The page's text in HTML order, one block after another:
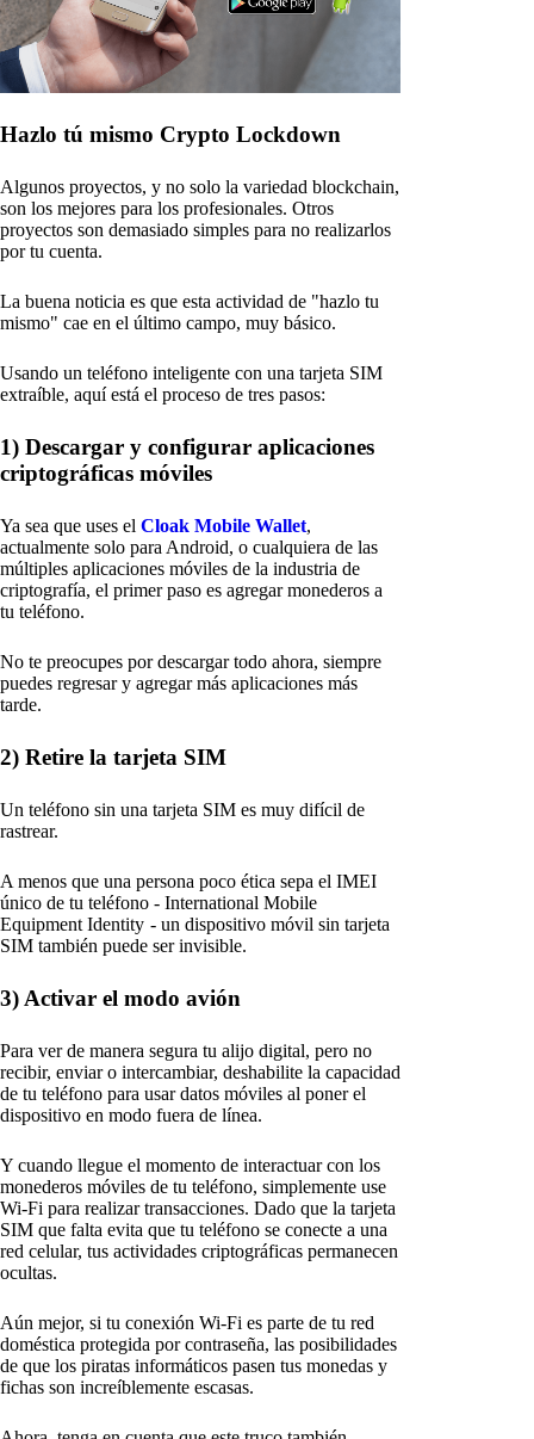
Hazlo tú mismo Crypto Lockdown
Algunos proyectos, y no solo la variedad blockchain,
son los mejores para los profesionales. Otros
proyectos son demasiado simples para no realizarlos
por tu cuenta.
La buena noticia es que esta actividad de "hazlo tu
mismo" cae en el último campo, muy básico.
Usando un teléfono inteligente con una tarjeta SIM
extraíble, aquí está el proceso de tres pasos:
1) Descargar y configurar aplicaciones
criptográficas móviles
Ya sea que uses el Cloak Mobile Wallet,
actualmente solo para Android, o cualquiera de las
múltiples aplicaciones móviles de la industria de
criptografía, el primer paso es agregar monederos a
tu teléfono.
No te preocupes por descargar todo ahora, siempre
puedes regresar y agregar más aplicaciones más
tarde.
2) Retire la tarjeta SIM
Un teléfono sin una tarjeta SIM es muy difícil de
rastrear.
A menos que una persona poco ética sepa el IMEI
único de tu teléfono - International Mobile
Equipment Identity - un dispositivo móvil sin tarjeta
SIM también puede ser invisible.
3) Activar el modo avión
Para ver de manera segura tu alijo digital, pero no
recibir, enviar o intercambiar, deshabilite la capacidad
de tu teléfono para usar datos móviles al poner el
dispositivo en modo fuera de línea.
Y cuando llegue el momento de interactuar con los
monederos móviles de tu teléfono, simplemente use
Wi-Fi para realizar transacciones. Dado que la tarjeta
SIM que falta evita que tu teléfono se conecte a una
red celular, tus actividades criptográficas permanecen
ocultas.
Aún mejor, si tu conexión Wi-Fi es parte de tu red
doméstica protegida por contraseña, las posibilidades
de que los piratas informáticos pasen tus monedas y
fichas son increíblemente escasas.